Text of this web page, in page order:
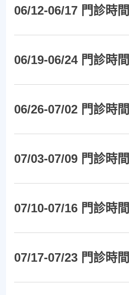
06/12-06/17 門診時間
06/19-06/24 門診時間
06/26-07/02 門診時間
07/03-07/09 門診時間
07/10-07/16 門診時間
07/17-07/23 門診時間